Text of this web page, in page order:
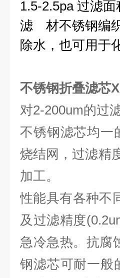
1.5-2.5pa 过滤
滤 材不锈钢编
除水，也可用于
不锈钢折叠滤芯
对2-200um的过
不锈钢滤芯均一
烧结网，过滤精
加工。
性能具有各种不
及过滤精度
急冷急热。抗腐
钢滤芯可耐一般